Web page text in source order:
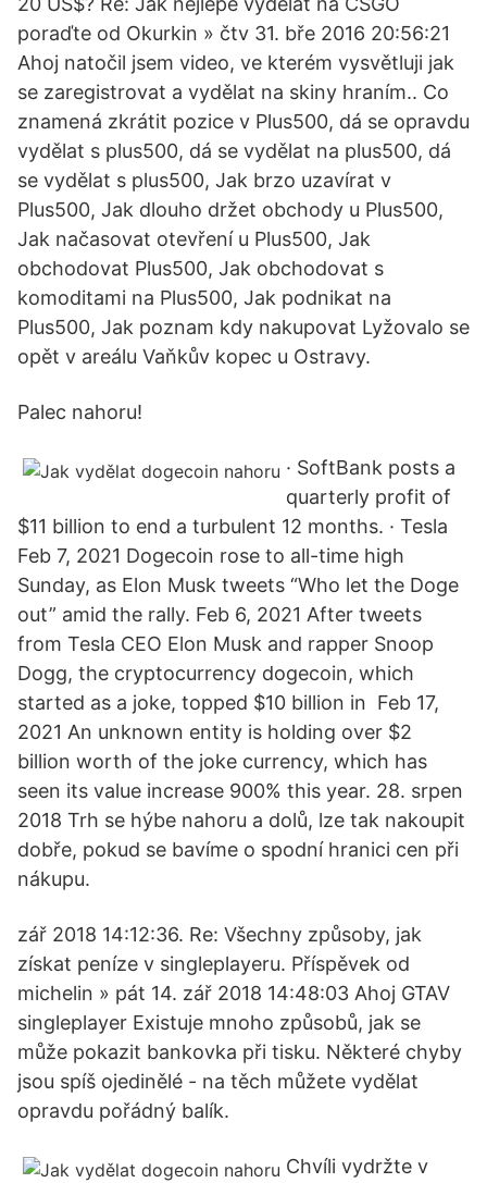
poraďte od Okurkin » čtv 31. bře 2016 20:56:21
Ahoj natočil jsem video, ve kterém vysvětluji jak
se zaregistrovat a vydělat na skiny hraním.. Co
znamená zkrátit pozice v Plus500, dá se opravdu
vydělat s plus500, dá se vydělat na plus500, dá
se vydělat s plus500, Jak brzo uzavírat v
Plus500, Jak dlouho držet obchody u Plus500,
Jak načasovat otevření u Plus500, Jak
obchodovat Plus500, Jak obchodovat s
komoditami na Plus500, Jak podnikat na
Plus500, Jak poznam kdy nakupovat Lyžovalo se
opět v areálu Vaňkův kopec u Ostravy.
Palec nahoru!
· SoftBank posts a
quarterly profit of
$11 billion to end a turbulent 12 months. · Tesla
Feb 7, 2021 Dogecoin rose to all-time high
Sunday, as Elon Musk tweets “Who let the Doge
out” amid the rally. Feb 6, 2021 After tweets
from Tesla CEO Elon Musk and rapper Snoop
Dogg, the cryptocurrency dogecoin, which
started as a joke, topped $10 billion in Feb 17,
2021 An unknown entity is holding over $2
billion worth of the joke currency, which has
seen its value increase 900% this year. 28. srpen
2018 Trh se hýbe nahoru a dolů, lze tak nakoupit
dobře, pokud se bavíme o spodní hranici cen při
nákupu.
zář 2018 14:12:36. Re: Všechny způsoby, jak
získat peníze v singleplayeru. Příspěvek od
michelin » pát 14. zář 2018 14:48:03 Ahoj GTAV
singleplayer Existuje mnoho způsobů, jak se
může pokazit bankovka při tisku. Některé chyby
jsou spíš ojedinělé - na těch můžete vydělat
opravdu pořádný balík.
Chvíli vydržte v